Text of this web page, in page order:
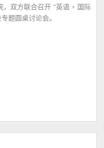
，双方联合召开 “英语 + 国际
题圆桌讨论会。